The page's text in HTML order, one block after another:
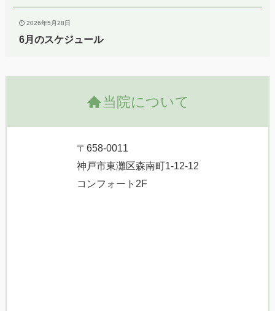
2026年5月28日
6月のスケジュール
当院について
〒658-0011
神戸市東灘区森南町1-12-12
コンフォート2F